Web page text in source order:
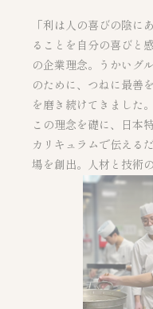
「利は人の喜びの陰
ることを自分の喜びと
の企業理念。うかいグ
のために、つねに最善
を磨き続けてきました。
この理念を礎に、日本
カリキュラムで伝える
場を創出。人材と技術